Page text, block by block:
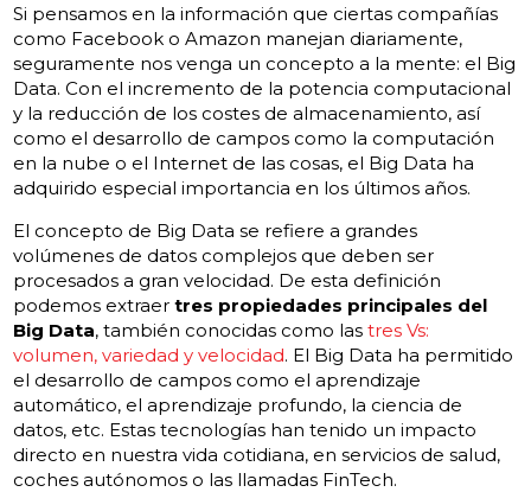
Si pensamos en la información que ciertas compañías
como Facebook o Amazon manejan diariamente,
seguramente nos venga un concepto a la mente: el Big
Data. Con el incremento de la potencia computacional
y la reducción de los costes de almacenamiento, así
como el desarrollo de campos como la computación
en la nube o el Internet de las cosas, el Big Data ha
adquirido especial importancia en los últimos años.
El concepto de Big Data se refiere a grandes
volúmenes de datos complejos que deben ser
procesados a gran velocidad. De esta definición
podemos extraertres propiedades principales del
Big Data, también conocidas como lastres Vs:
volumen, variedad y velocidad. El Big Data ha permitido
el desarrollo de campos como el aprendizaje
automático, el aprendizaje profundo, la ciencia de
datos, etc. Estas tecnologías han tenido un impacto
directo en nuestra vida cotidiana, en servicios de salud,
coches autónomos o las llamadas FinTech.